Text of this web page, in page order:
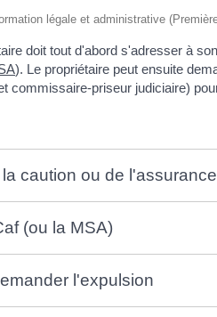
légale et administrative
doit tout d'abord s'adresser à
). Le propriétaire peut ensuite
commissaire-priseur judiciaire)
caution ou de l'assurance
(ou la MSA)
l'expulsion